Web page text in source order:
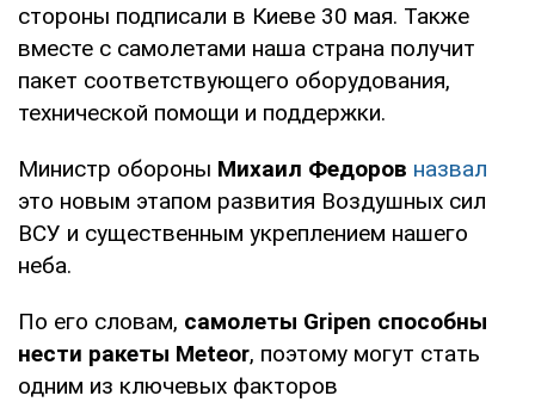
стороны подписали в Киеве 30 мая. Также
вместе с самолетами наша страна получит
пакет соответствующего оборудования,
технической помощи и поддержки.
Министр обороны Михаил Федоров назвал
это новым этапом развития Воздушных сил
ВСУ и существенным укреплением нашего
неба.
По его словам, самолеты Gripen способны
нести ракеты Meteor, поэтому могут стать
одним из ключевых факторов